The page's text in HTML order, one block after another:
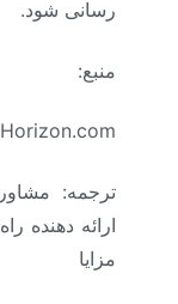
رسانی شود.
منبع:
Horizon.com
ترجمه:
ارائه دهنده
مزایا